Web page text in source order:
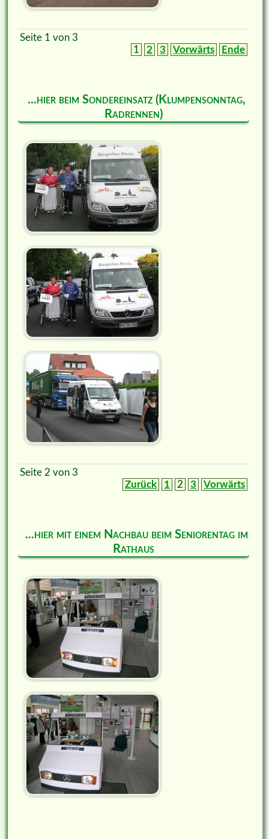
Seite 1 von 3
1
2 3 Vorwärts Ende
...hier beim Sondereinsatz (Klumpensonntag,
Radrennen)
Seite 2 von 3
Zurück
1 2 3 Vorwärts
...hier mit einem Nachbau beim Seniorentag im
Rathaus